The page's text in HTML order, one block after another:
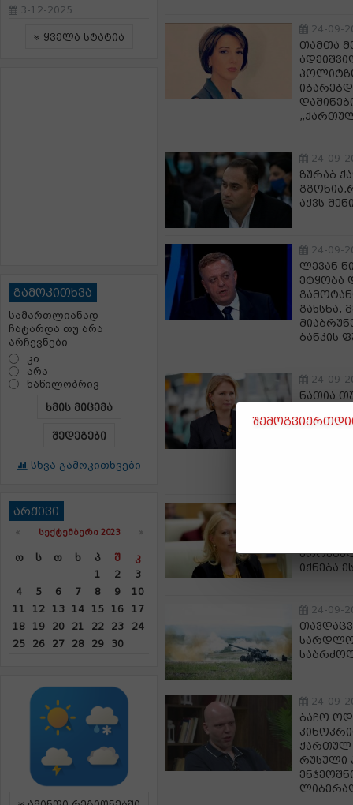
3-12-2025
ყველა სტატია
გამოკითხვა
სამართლიანად
ჩატარდა თუ არა
არჩევნები
კი
არა
ნაწილობრივ
ხმის მიცემა
შედეგები
სხვა გამოკითხვები
არქივი
« ᲡᲔᲥᲢᲔᲛᲑᲔᲠᲘ 2023 »
Ო Ს Ო Ხ Პ Შ
Კ
1
2
3
4
5 6 7 8 9
10
11
12 13 14 15 16
17
18
19 20 21 22 23
24
25
26 27 28 29 30
24-09-
თამთა
24-09-
ზურაბ
აქვს
24-09-
ლევან
ეტყობა
გახსნა,
ბანკის
24-09-
ნათია
იქნება
24-09-
24-09-
ბაჩო
ქართულ
რუსული